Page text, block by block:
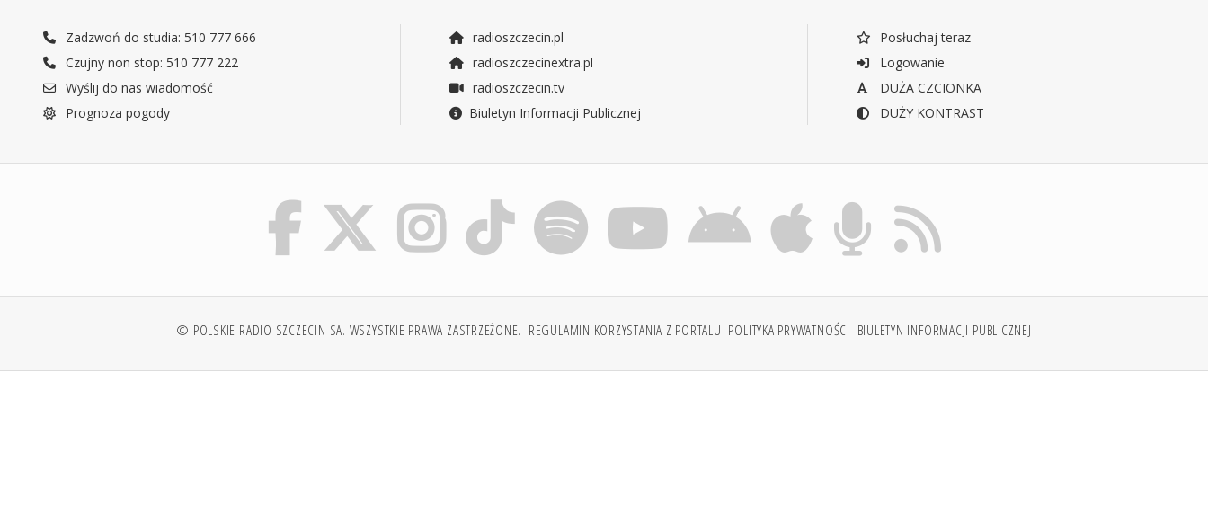
Zadzwoń do studia: 510 777 666
Czujny non stop: 510 777 222
Wyślij do nas wiadomość
Prognoza pogody
radioszczecin.pl
radioszczecinextra.pl
radioszczecin.tv
Biuletyn Informacji Publicznej
Posłuchaj teraz
Logowanie
DUŻA CZCIONKA
DUŻY KONTRAST
© POLSKIE RADIO SZCZECIN SA. WSZYSTKIE PRAWA ZASTRZEŻONE. REGULAMIN KORZYSTANIA Z PORTALU POLITYKA PRYWATNOŚCI BIULETYN INFORMACJI PUBLICZNEJ